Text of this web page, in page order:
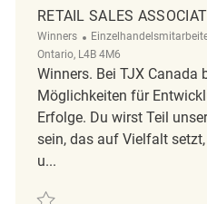
RETAIL SALES
Winners Kategorie
Ontario, L4B 4M6
Winners. Bei TJX Canada
Möglichkeiten für
Erfolge. Du wirst Teil
sein, das auf Vielfalt
u...
Retten Retail Sales Associate -